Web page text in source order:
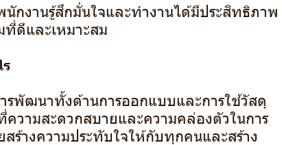
กงานรู้สึกมั่นใจและทำงานได้มีประสิทธิภาพ
ที่ดีและเหมาะสม
พัฒนาทั้งด้านการออกแบบและการใช้วัสดุ
วามสะดวกสบายและความคล่องตัวในการ
างความประทับใจให้กับทุกคนและสร้าง